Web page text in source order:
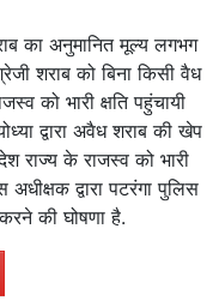
का अनुमानित मूल्य लगभग
शराब को बिना किसी वैध
को भारी क्षति पहुंचायी
द्वारा अवैध शराब की खेप
राज्य के राजस्व को भारी
द्वारा पटरंगा पुलिस
की घोषणा है.